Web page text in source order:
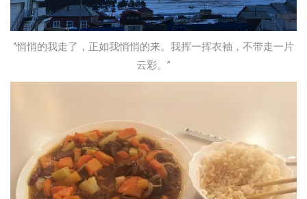
“悄悄的我走了，正如我悄悄的来。我挥一挥衣袖，不带走一片
云彩。”